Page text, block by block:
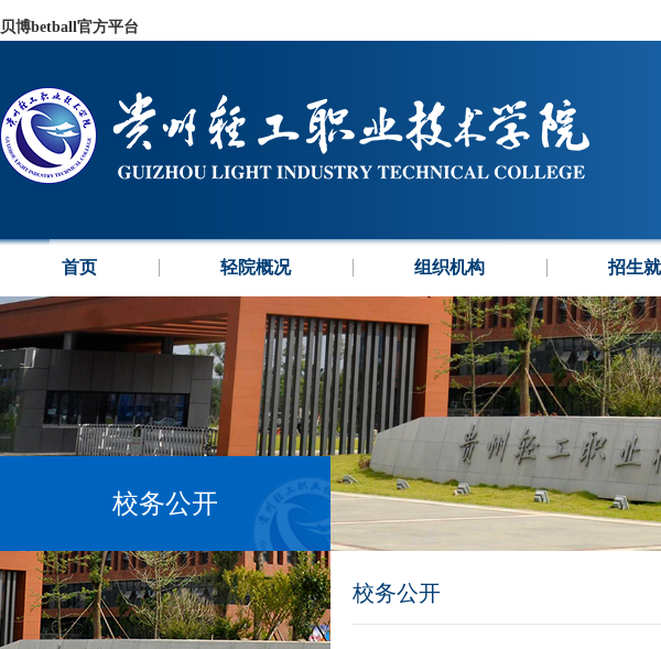
贝博betball官方平台
首页 轻院概况 组织机构 招生
校务公开
校务公开